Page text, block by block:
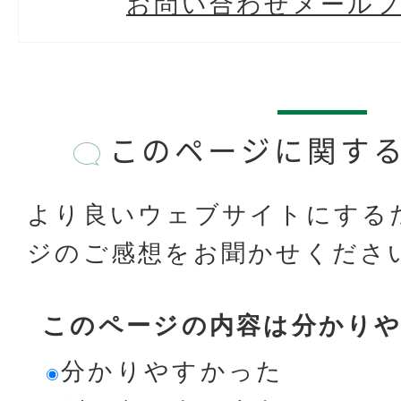
このページに関す
より良いウェブサイトにする
ジのご感想をお聞かせくださ
このページの内容は分かり
分かりやすかった